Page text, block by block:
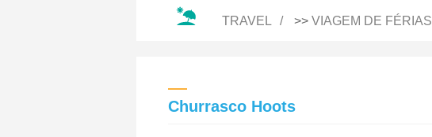
TRAVEL >> VIAGEM DE FÉRIAS
Churrasco Hoots